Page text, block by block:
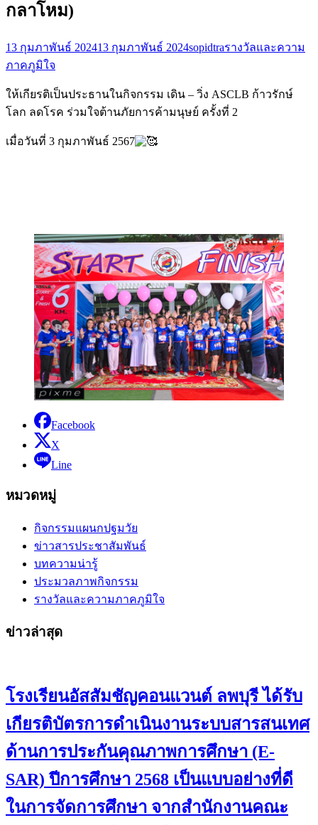
กลาโหม)
13 กุมภาพันธ์ 202413 กุมภาพันธ์ 2024sopidtraรางวัลและความ
ภาคภูมิใจ
ให้เกียรติเป็นประธานในกิจกรรม เดิน – วิ่ง ASCLB ก้าวรักษ์
โลก ลดโรค ร่วมใจต้านภัยการค้ามนุษย์ ครั้งที่ 2
เมื่อวันที่ 3 กุมภาพันธ์ 2567
Facebook
X
Line
หมวดหมู่
กิจกรรมแผนกปฐมวัย
ข่าวสารประชาสัมพันธ์
บทความน่ารู้
ประมวลภาพกิจกรรม
รางวัลและความภาคภูมิใจ
ข่าวล่าสุด
โรงเรียนอัสสัมชัญคอนแวนต์ ลพบุรี ได้รับ
เกียรติบัตรการดำเนินงานระบบสารสนเทศ
ด้านการประกันคุณภาพการศึกษา (E-
SAR) ปีการศึกษา 2568 เป็นแบบอย่างที่ดี
ในการจัดการศึกษา จากสำนักงานคณะ